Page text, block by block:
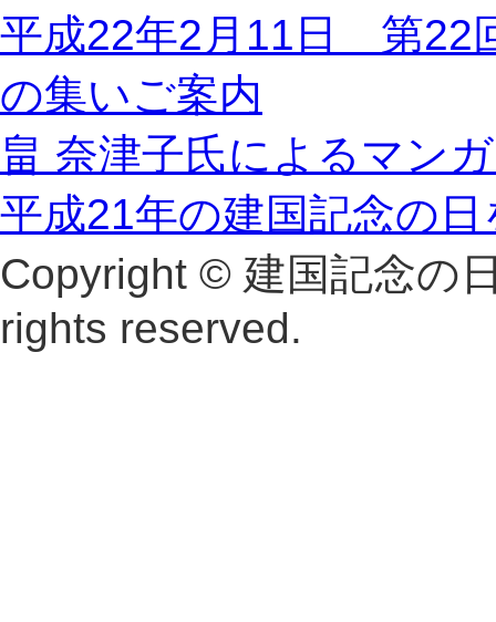
平成22年2月11日 第22
の集いご案内
畠 奈津子氏によるマン
平成21年の建国記念の
Copyright © 建国記念の
rights reserved.